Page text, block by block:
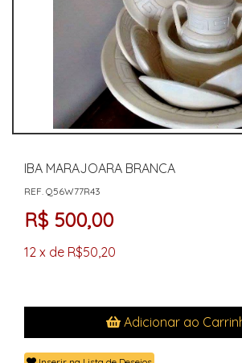
IBA MARAJOARA BRANCA
REF. Q56W77R43
R$ 500,00
12 x de R$50,20
Adicionar ao